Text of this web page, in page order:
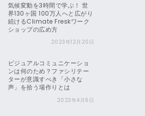
気候変動を3時間で学ぶ！ 世
界130ヶ国 100万人へと広がり
続けるClimate Freskワーク
ショップの広め方
2023年12月20日
ビジュアルコミュニケーショ
ンは何のため？ファシリテー
ターが意識すべき「小さな
声」を拾う場作りとは
2023年4月6日